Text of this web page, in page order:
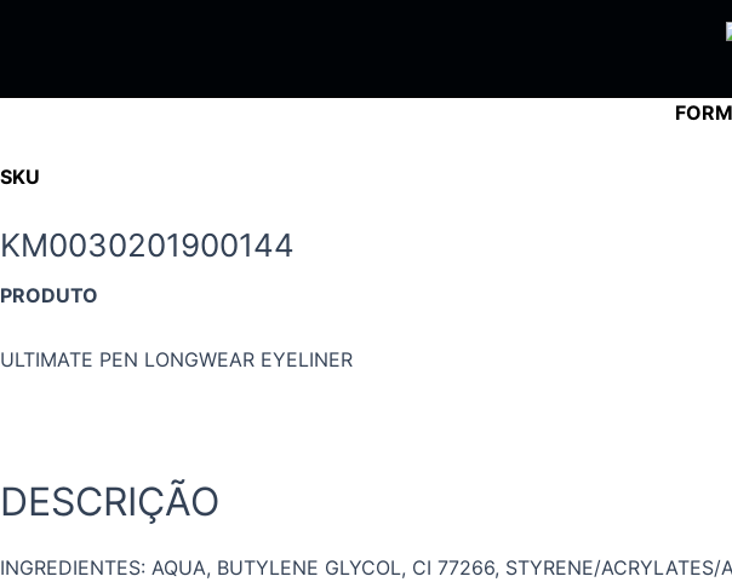
conteúdo
SKU
KM0030201900144
PRODUTO
ULTIMATE PEN LONGWEAR EYELINER
DESCRIÇÃO
INGREDIENTES: AQUA, BUTYLENE GLYCOL, CI 77266, STYRENE/